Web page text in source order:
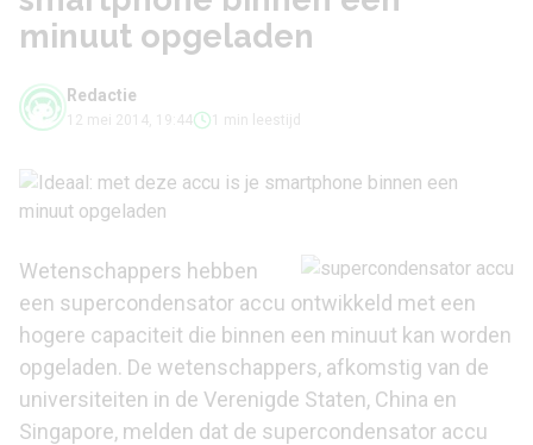
minuut opgeladen
Redactie
12 mei 2014, 19:44 1 min leestijd
Wetenschappers hebben
een supercondensator accu ontwikkeld met een
hogere capaciteit die binnen een minuut kan worden
opgeladen. De wetenschappers, afkomstig van de
universiteiten in de Verenigde Staten, China en
Singapore, melden dat de supercondensator accu